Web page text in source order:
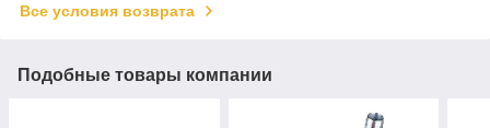
Все условия возврата
Подобные товары компании